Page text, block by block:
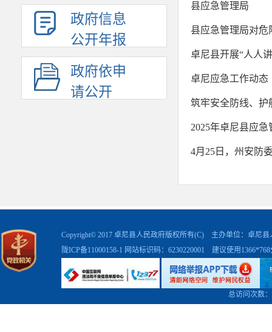
政府信息
公开年报
政府依申
请公开
县应急管理局
县应急管理局对
卓尼县开展“人人
卓尼应急工作动态
筑牢安全防线、护
2025年卓尼县应
4月25日，州安防
Copyright© 2017 卓尼县人民政府版权所有(C) 主办单位：卓尼
陇ICP备11000158-1 网站标识码：6230220001 建议使用
总访问次数：